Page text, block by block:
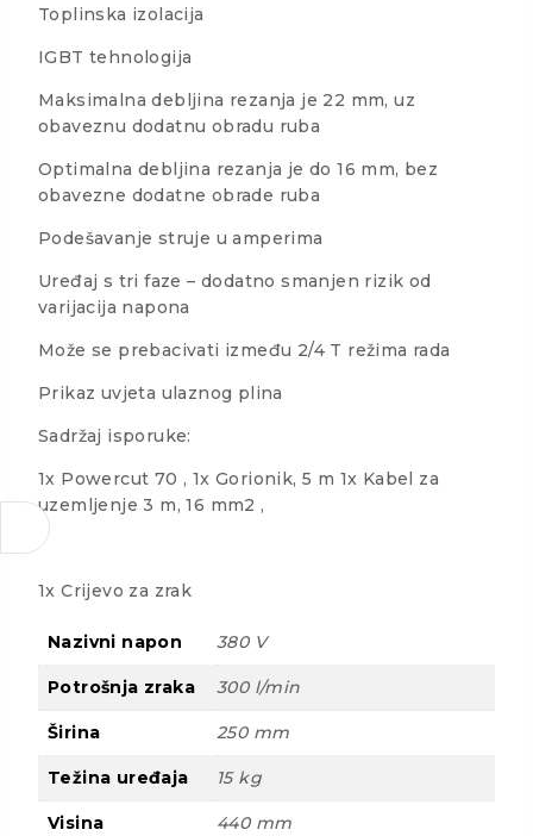
Toplinska izolacija
IGBT tehnologija
Maksimalna debljina rezanja je 22 mm, uz
obaveznu dodatnu obradu ruba
Optimalna debljina rezanja je do 16 mm, bez
obavezne dodatne obrade ruba
Podešavanje struje u amperima
Uređaj s tri faze – dodatno smanjen rizik od
varijacija napona
Može se prebacivati između 2/4 T režima rada
Prikaz uvjeta ulaznog plina
Sadržaj isporuke:
1x Powercut 70 , 1x Gorionik, 5 m 1x Kabel za
uzemljenje 3 m, 16 mm2 ,
1x Crijevo za zrak
Nazivni napon 380 V
Potrošnja zraka 300 l/min
Širina 250 mm
Težina uređaja 15 kg
Visina 440 mm